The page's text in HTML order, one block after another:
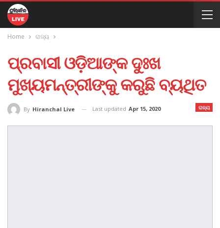
Home ରାଜ୍ୟ
ପ୍ରବାସୀ ଓଡ଼ିଆଙ୍କ ଦୁଃଖ
ମୁଖ୍ୟମନ୍ତ୍ରୀଙ୍କୁ କରୁଛି ବ୍ୟଥିତ
ରାଜ୍ୟ
By Hiranchal Live Last updated Apr 15, 2020